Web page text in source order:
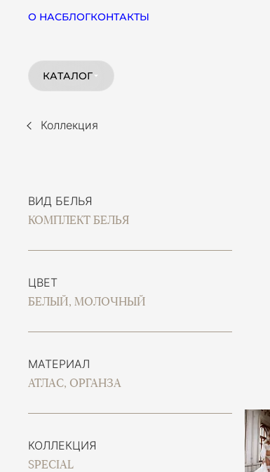
О НАСБЛОГКОНТАКТЫ
КАТАЛОГ
Коллекция
ВИД БЕЛЬЯ
КОМПЛЕКТ БЕЛЬЯ
ЦВЕТ
БЕЛЫЙ, МОЛОЧНЫЙ
МАТЕРИАЛ
АТЛАС, ОРГАНЗА
КОЛЛЕКЦИЯ
SPECIAL